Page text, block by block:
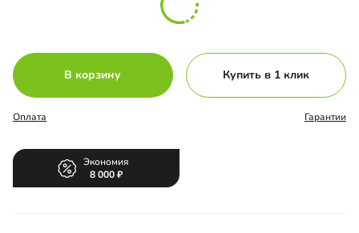
В корзину Купить в 1 клик
Оплата Гарантии
Экономия
8 000